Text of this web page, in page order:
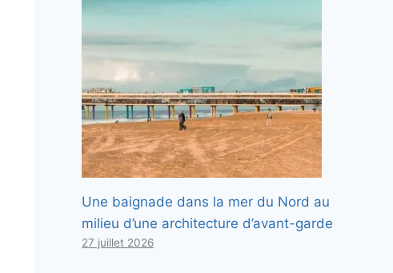
Une baignade dans la mer du Nord au
milieu d’une architecture d’avant-garde
27 juillet 2026